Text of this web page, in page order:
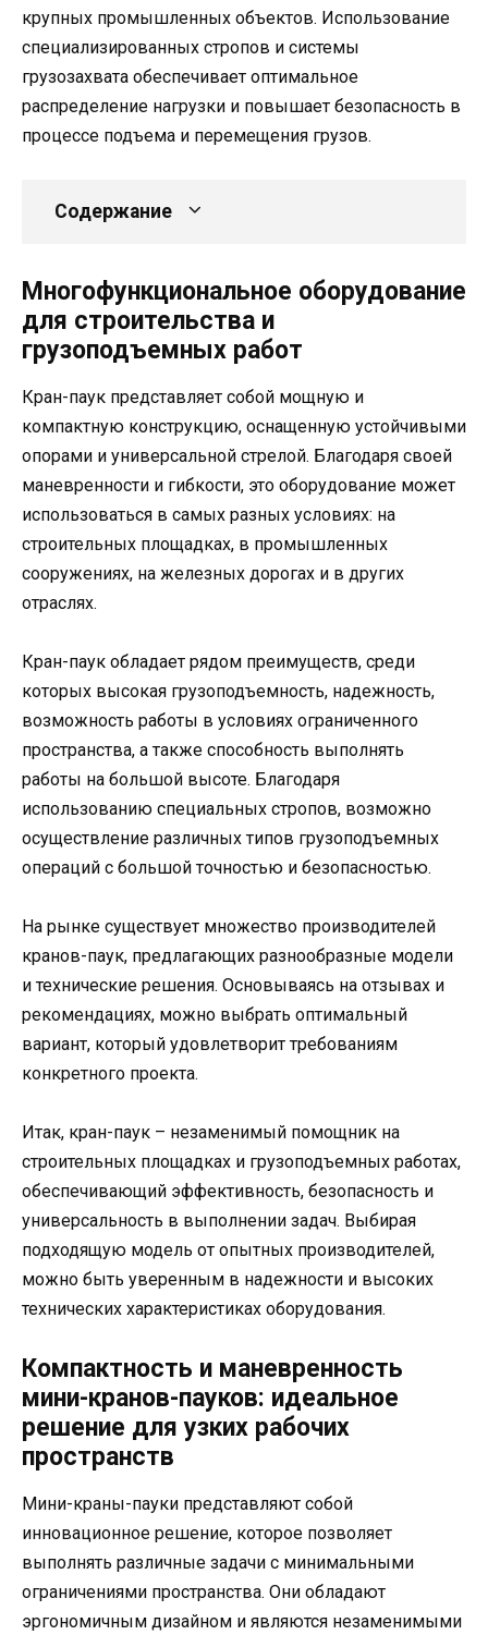
крупных промышленных объектов. Использование
специализированных стропов и системы
грузозахвата обеспечивает оптимальное
распределение нагрузки и повышает безопасность в
процессе подъема и перемещения грузов.
Содержание
Многофункциональное оборудование
для строительства и
грузоподъемных работ
Кран-паук представляет собой мощную и
компактную конструкцию, оснащенную устойчивыми
опорами и универсальной стрелой. Благодаря своей
маневренности и гибкости, это оборудование может
использоваться в самых разных условиях: на
строительных площадках, в промышленных
сооружениях, на железных дорогах и в других
отраслях.
Кран-паук обладает рядом преимуществ, среди
которых высокая грузоподъемность, надежность,
возможность работы в условиях ограниченного
пространства, а также способность выполнять
работы на большой высоте. Благодаря
использованию специальных стропов, возможно
осуществление различных типов грузоподъемных
операций с большой точностью и безопасностью.
На рынке существует множество производителей
кранов-паук, предлагающих разнообразные модели
и технические решения. Основываясь на отзывах и
рекомендациях, можно выбрать оптимальный
вариант, который удовлетворит требованиям
конкретного проекта.
Итак, кран-паук – незаменимый помощник на
строительных площадках и грузоподъемных работах,
обеспечивающий эффективность, безопасность и
универсальность в выполнении задач. Выбирая
подходящую модель от опытных производителей,
можно быть уверенным в надежности и высоких
технических характеристиках оборудования.
Компактность и маневренность
мини-кранов-пауков: идеальное
решение для узких рабочих
пространств
Мини-краны-пауки представляют собой
инновационное решение, которое позволяет
выполнять различные задачи с минимальными
ограничениями пространства. Они обладают
эргономичным дизайном и являются незаменимыми